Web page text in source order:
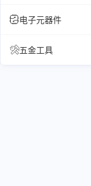
电子元器件
五金工具